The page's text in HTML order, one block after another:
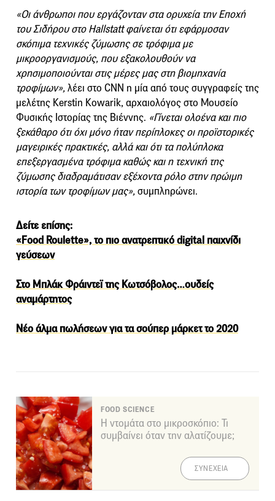
«Οι άνθρωποι που εργάζονταν στα ορυχεία την Εποχή
του Σιδήρου στο Hallstatt φαίνεται ότι εφάρμοσαν
σκόπιμα τεχνικές ζύμωσης σε τρόφιμα με
μικροοργανισμούς, που εξακολουθούν να
χρησιμοποιούνται στις μέρες μας στη βιομηχανία
τροφίμων»,λέει στο CNN η μία από τους συγγραφείς της
μελέτης Kerstin Kowarik, αρχαιολόγος στο Μουσείο
Φυσικής Ιστορίας της Βιέννης. «Γίνεται ολοένα και πιο
ξεκάθαρο ότι όχι μόνο ήταν περίπλοκες οι προϊστορικές
μαγειρικές πρακτικές, αλλά και ότι τα πολύπλοκα
επεξεργασμένα τρόφιμα καθώς και η τεχνική της
ζύμωσης διαδραμάτισαν εξέχοντα ρόλο στην πρώιμη
ιστορία των τροφίμων μας»,συμπληρώνει.
Δείτε επίσης:
«Food Roulette», το πιο ανατρεπτικό digital παιχνίδι
γεύσεων
Στο Μπλάκ Φράιντεϊ της Κωτσόβολος…ουδείς
αναμάρτητος
Νέο άλμα πωλήσεων για τα σούπερ μάρκετ το 2020
FOOD SCIENCE
Η ντομάτα στο μικροσκόπιο: Τι
συμβαίνει όταν την αλατίζουμε;
ΣΥΝΕΧΕΙΑ